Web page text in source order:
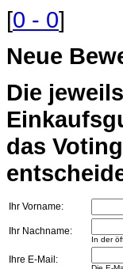
[0 - 0]
Neue
Die
das
Ihr Vorname:
Ihr Nachname:
In der
Ihre E-Mail: